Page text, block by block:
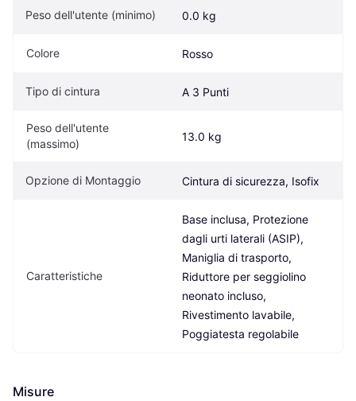
Peso dell'utente (minimo) 0.0 kg
Colore Rosso
Tipo di cintura A 3 Punti
Peso dell'utente
(massimo)
13.0 kg
Opzione di Montaggio Cintura di sicurezza, Isofix
Caratteristiche
Base inclusa, Protezione
dagli urti laterali (ASIP),
Maniglia di trasporto,
Riduttore per seggiolino
neonato incluso,
Rivestimento lavabile,
Poggiatesta regolabile
Misure